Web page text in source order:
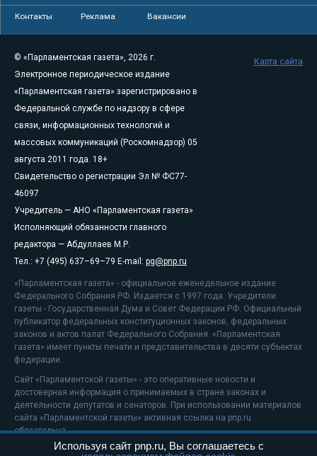
Контакты Реклама Вакансии
© «Парламентская газета», 2026 г.
Электронное периодическое издание
«Парламентская газета» зарегистрировано в
Федеральной службе по надзору в сфере
связи, информационных технологий и
массовых коммуникаций (Роскомнадзор) 05
августа 2011 года. 18+
Свидетельство о регистрации Эл № ФС77-
46097
Учредитель — АНО «Парламентская газета»
Исполняющий обязанности главного
редактора — Абдуллаев М.Р.
Тел.: +7 (495) 637–69–79 E-mail: pg@pnp.ru
«Парламентская газета» - официальное еженедельное издание
Федерального Собрания РФ. Издается с 1997 года. Учредители
газеты - Государственная Дума и Совет Федерации РФ. Официальный
публикатор федеральных конституционных законов, федеральных
законов и актов палат Федерального Собрания. «Парламентская
газета» имеет пункты печати и представительства в десяти субъектах
федерации.
Сайт «Парламентской газеты» - это оперативные новости и
достоверная информация о принимаемых в стране законах и
деятельности депутатов и сенаторов. При использовании материалов
сайта «Парламентской газеты» активная ссылка на pnp.ru
обязательна.
На информационном ресурсе применяютсярекомендательные
Карта сайта
Используя сайт pnp.ru, Вы соглашаетесь с